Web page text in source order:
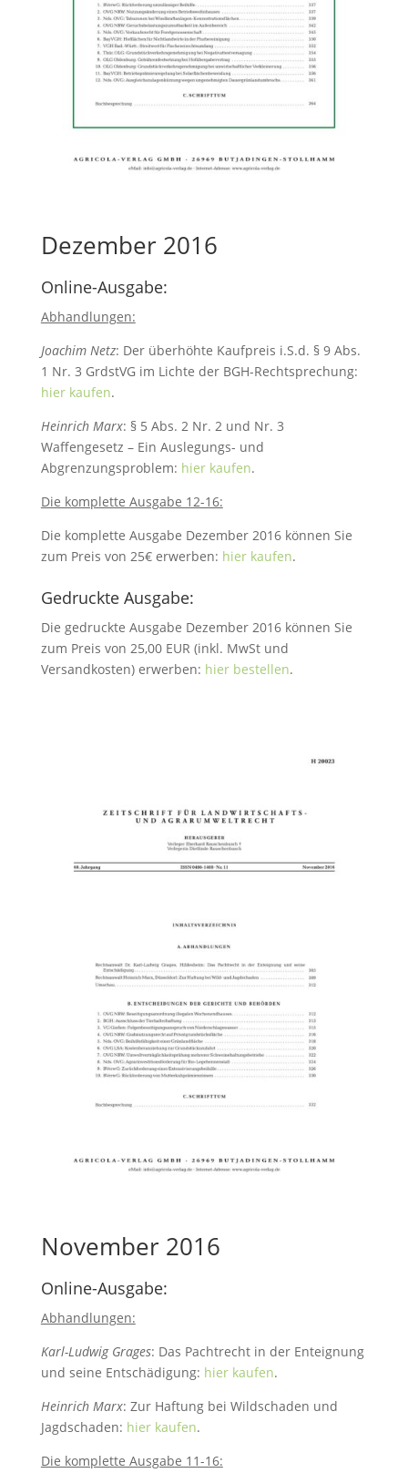
Dezember 2016
Online-Ausgabe:
Abhandlungen:
Joachim Netz: Der überhöhte Kaufpreis i.S.d. § 9 Abs.
1 Nr. 3 GrdstVG im Lichte der BGH-Rechtsprechung:
hier kaufen.
Heinrich Marx: § 5 Abs. 2 Nr. 2 und Nr. 3
Waffengesetz – Ein Auslegungs- und
Abgrenzungsproblem: hier kaufen.
Die komplette Ausgabe 12-16:
Die komplette Ausgabe Dezember 2016 können Sie
zum Preis von 25€ erwerben: hier kaufen.
Gedruckte Ausgabe:
Die gedruckte Ausgabe Dezember 2016 können Sie
zum Preis von 25,00 EUR (inkl. MwSt und
Versandkosten) erwerben: hier bestellen.
November 2016
Online-Ausgabe:
Abhandlungen:
Karl-Ludwig Grages: Das Pachtrecht in der Enteignung
und seine Entschädigung: hier kaufen.
Heinrich Marx: Zur Haftung bei Wildschaden und
Jagdschaden: hier kaufen.
Die komplette Ausgabe 11-16: